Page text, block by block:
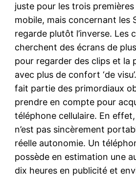
juste pour les trois
mobile, mais concernant les
regarde plutôt l’inverse. Les
cherchent des écrans de
pour regarder des clips et la
avec plus de confort ‘de
fait partie des primordiaux
prendre en compte pour
téléphone cellulaire. En
n’est pas sincèrement
réelle autonomie. Un
possède en estimation une
dix heures en publicité et